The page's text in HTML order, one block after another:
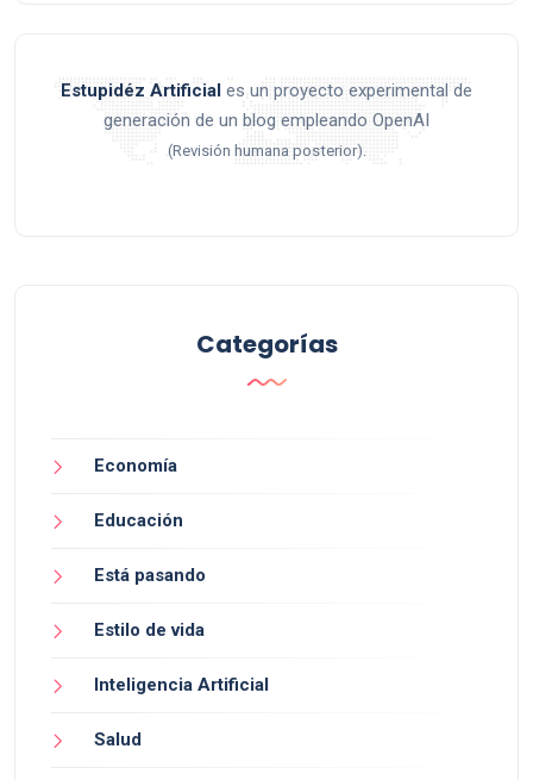
Estupidéz Artificial es un proyecto experimental de
generación de un blog empleando OpenAI
(Revisión humana posterior).
Categorías
Economía
Educación
Está pasando
Estilo de vida
Inteligencia Artificial
Salud